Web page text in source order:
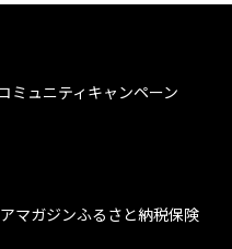
ミュニティ キャンペーン
マガジンふるさと納税保険